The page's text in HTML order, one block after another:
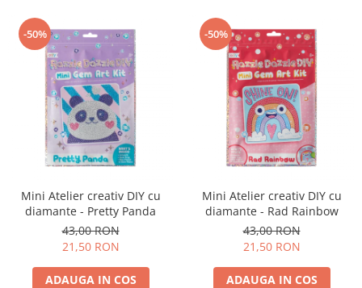
-50%
Mini Atelier creativ DIY cu
diamante - Pretty Panda
43,00 RON
21,50 RON
ADAUGA IN COS
-50%
Mini Atelier creativ DIY cu
diamante - Rad Rainbow
43,00 RON
21,50 RON
ADAUGA IN COS